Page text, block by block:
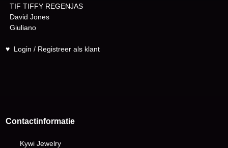
TIF TIFFY REGENJAS
David Jones
Giuliano
♥ Login / Registreer als klant
Contactinformatie
Kywi Jewelry